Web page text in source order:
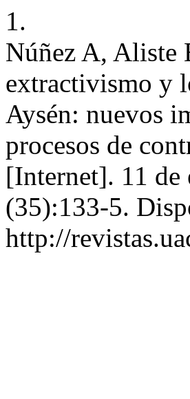
1.
Núñez A, Aliste
extractivismo y
Aysén: nuevos
procesos de
[Internet]. 11 de
(35):133-5.
http://